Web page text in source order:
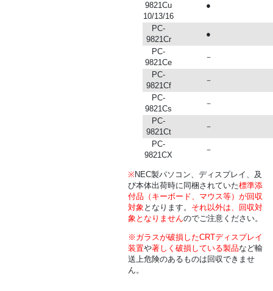
9821Cu
10/13/16
●
PC-
9821Cr
●
PC-
9821Ce
－
PC-
9821Cf
－
PC-
9821Cs
－
PC-
9821Ct
－
PC-
9821CX
－
※NEC製パソコン、ディスプレイ、及
び本体出荷時に同梱されていた標準添
付品（キーボード、マウス等）が回収
対象 となります。 それ以外は、回収対
象となりませんのでご注意ください。
※ ガラスが破損したCRTディスプレイ
装置や著しく破損している製品など輸
送上危険のあるものは回収できませ
ん。